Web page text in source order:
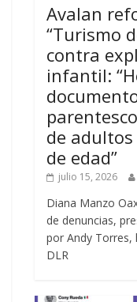
Avalan
“Turismo
contra
infantil:
de
de edad”
julio 15, 2026
Diana Manzo
de denuncias,
por Andy Torres,
DLR